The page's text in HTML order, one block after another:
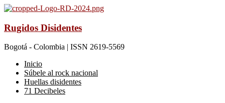
Rugidos Disidentes
Bogotá - Colombia | ISSN 2619-5569
Inicio
Súbele al rock nacional
Huellas disidentes
71 Decibeles